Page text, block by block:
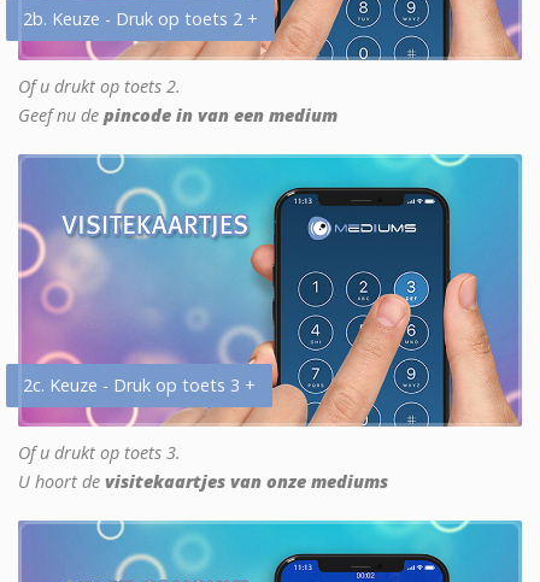
2b. Keuze - Druk op toets 2 +
Of u drukt op toets 2.
Geef nu de pincode in van een medium
2c. Keuze - Druk op toets 3 +
Of u drukt op toets 3.
U hoort de visitekaartjes van onze mediums